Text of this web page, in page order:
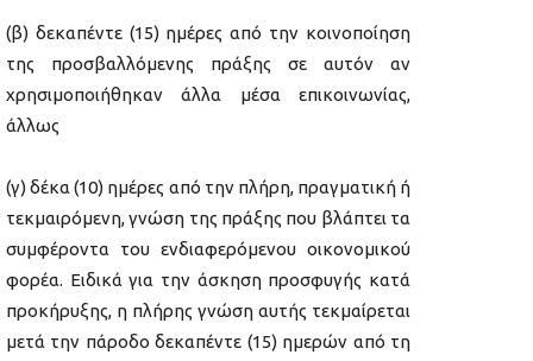
(β) δεκαπέντε (15) ημέρες από την κοινοποίηση
της προσβαλλόμενης πράξης σε αυτόν αν
χρησιμοποιήθηκαν άλλα μέσα επικοινωνίας,
άλλως
(γ) δέκα (10) ημέρες από την πλήρη, πραγματική ή
τεκμαιρόμενη, γνώση της πράξης που βλάπτει τα
συμφέροντα του ενδιαφερόμενου οικονομικού
φορέα. Ειδικά για την άσκηση προσφυγής κατά
προκήρυξης, η πλήρης γνώση αυτής τεκμαίρεται
μετά την πάροδο δεκαπέντε (15) ημερών από τη